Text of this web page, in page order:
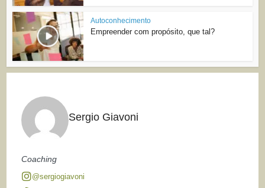
Autoconhecimento
Empreender com propósito, que tal?
Sergio Giavoni
Coaching
@sergiogiavoni